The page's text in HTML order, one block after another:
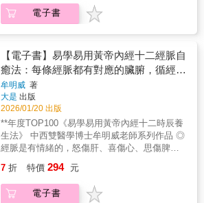
作怪，把小症狀變成大病痛？・調理消化、代
謝與自律神經：針對胃食道逆流、腸躁症、脂
謝警報；深度解密自律神經失調。・鞏固免
疫，因應感染與急性發炎：帶狀皰疹、蜂窩性
組織炎、肝臟發炎等，如何轉危為安？・逆轉
複雜難治的重症：面對心肌梗塞、心衰竭，如
何活血益氣、健脾溫陽？當免疫系統攻擊自
身，如何祛風化痰、補腎健脾？・全方位調養
體質的日常微習慣：如何對應四季排濕養生，
告別水腫與疲倦？如何透過穴位按摩，養心安
神？
識手三陰、手三陽、足三陽、足三陰等主要經
脈。 說明各經脈的獨特功效與主治病症， 教你
透過經絡啟動身體自癒力，恢復平衡、重拾健
康。 ◎肺經養好消百病 《黃帝內經》：「諸氣
者，皆屬於肺。」 可見人體所有與「氣」相關
的功能， 都與肺有密切關係，是醫治呼吸系統
疾病的主要經脈。 喉嚨腫痛、氣喘、落枕？找
列缺準沒錯， 它是整條肺經調整頭頸狀態的入
口點。 ◎心經通暢，五臟六腑更穩 《黃帝內
經》認為：「心者，五臟六腑之大主也。」
心，就像身體的總指揮，統籌著五臟六腑的運
作。 心經起於心中，出屬心系，胸悶、心煩、
訊。 ◎打通大腸經，一身都輕鬆 《黃帝內經》
說，大腸是「傳導之官」：負責把髒東西排出
體外。 傳導不順時，可能會便祕、腹瀉，甚至
容包括：人體的奧秘、四季養生法、不生病的
智慧、人體的發病規律和特點、陰陽五行與疾
過生動有趣的漫畫和簡潔明瞭的文字，將中國
古代醫學經典《黃帝內經》的精髓娓娓道來，
使讀者在輕鬆愉快的閱讀中，領略到中醫養生
的博大精深，讓更多的人能夠輕鬆理解這部醫
學古籍經典。漫畫的形式可以跨越時間、地
域、民族和語言的障礙，幫助讀者在輕鬆愉快
的氛圍中學習和理解中醫知識。
電子書
【電子書】易學易用黃帝內經十二經脈自
癒法：每條經脈都有對應的臟腑，循經養
生，疾病不入，零基礎就能自己調理。
牟明威 著
大是 出版
2026/01/20 出版
**年度TOP100《易學易用黃帝內經十二時辰養
生法》 中西雙醫學博士牟明威老師系列作品 ◎
經脈是有情緒的，怒傷肝、喜傷心、思傷脾、
況好不好，看臉色就知道，因為「心其華在
面」。 ◎按摩、拔罐、刮痧為何多選背部？祕
密就在膀胱經。（經脈最長、穴位最多）◎肝
7 折 特價 294 元
電子書